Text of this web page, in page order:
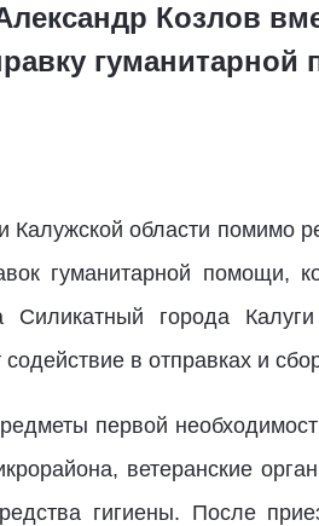
Козлов
гуманитарной
области помимо
гуманитарной помощи,
города
в отправках и
первой
ветеранские
гигиены. После